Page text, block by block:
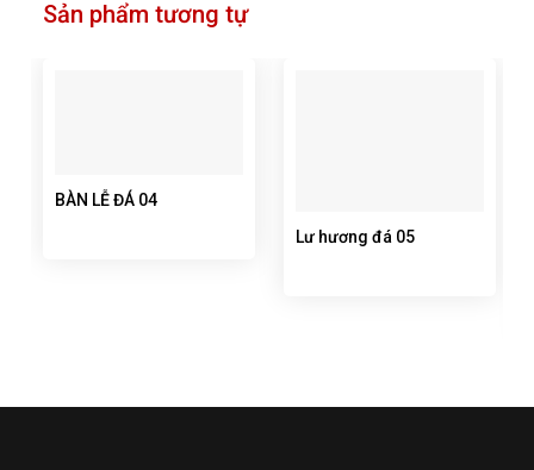
Sản phẩm tương tự
BÀN LỄ ĐÁ 04
Lư hương đá 05